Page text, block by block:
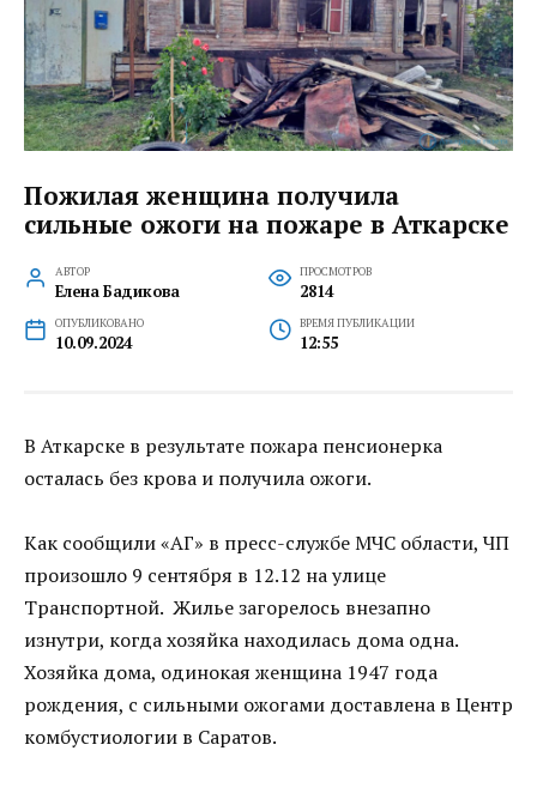
Пожилая женщина получила
сильные ожоги на пожаре в Аткарске
АВТОР
Елена Бадикова
ПРОСМОТРОВ
2814
ОПУБЛИКОВАНО
10.09.2024
ВРЕМЯ ПУБЛИКАЦИИ
12:55
В Аткарске в результате пожара пенсионерка
осталась без крова и получила ожоги.
Как сообщили «АГ» в пресс-службе МЧС области, ЧП
произошло 9 сентября в 12.12 на улице
Транспортной. Жилье загорелось внезапно
изнутри, когда хозяйка находилась дома одна.
Хозяйка дома, одинокая женщина 1947 года
рождения, с сильными ожогами доставлена в Центр
комбустиологии в Саратов.